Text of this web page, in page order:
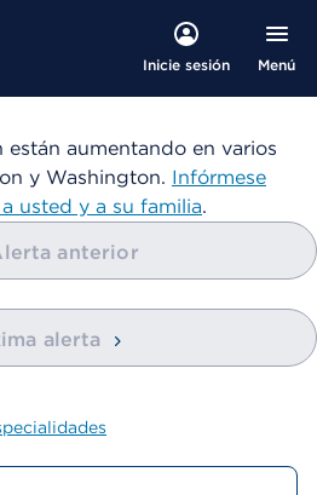
Inicie sesión Menú
están aumentando en varios
y Washington. Infórmese
usted y a su familia.
anterior
alerta